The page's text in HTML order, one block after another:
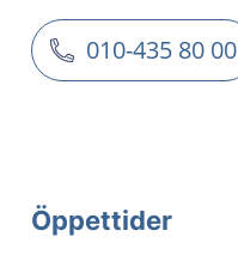
010-435 80 00
Öppettider